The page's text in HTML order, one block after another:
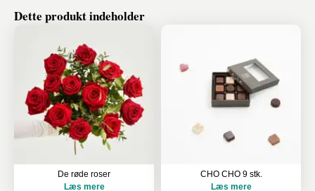
Dette produkt indeholder
De røde roser
Læs mere
CHO CHO 9 stk.
Læs mere